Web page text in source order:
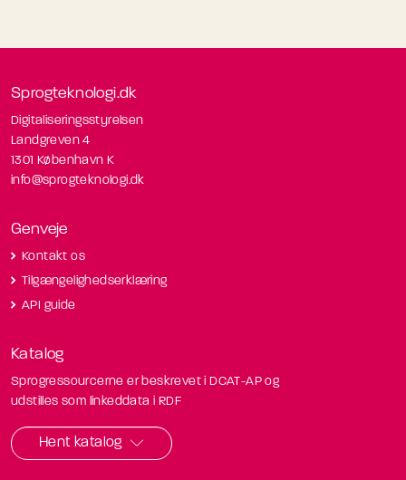
Sprogteknologi.dk
Digitaliseringsstyrelsen
Landgreven 4
1301 København K
info@sprogteknologi.dk
Genveje
Kontakt os
Tilgængelighedserklæring
API guide
Katalog
Sprogressourcerne er beskrevet i DCAT-AP og
udstilles som linkeddata i RDF
Hent katalog